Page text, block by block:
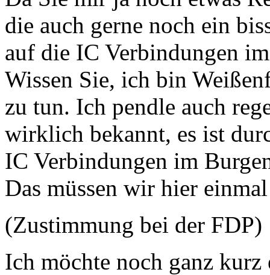
die auch gerne noch ein
auf die IC Verbindungen
Wissen Sie, ich bin
zu tun. Ich pendle auch
wirklich bekannt, es ist
IC Verbindungen im
Das müssen wir hier
(Zustimmung bei der FDP)
Ich möchte noch ganz